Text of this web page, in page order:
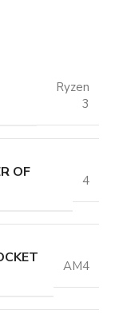
Ryzen
3
OF
4
AM4